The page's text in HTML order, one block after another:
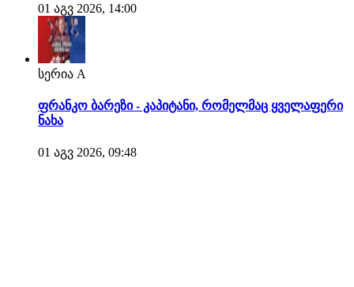
01 აგვ 2026, 14:00
სერია A
ფრანკო ბარეზი - კაპიტანი, რომელმაც ყველაფერი
ნახა
01 აგვ 2026, 09:48